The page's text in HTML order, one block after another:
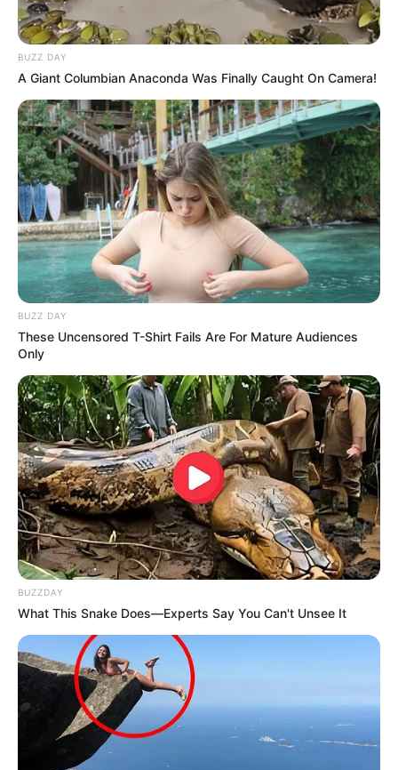
BUZZ DAY
A Giant Columbian Anaconda Was Finally Caught On Camera!
BUZZ DAY
These Uncensored T-Shirt Fails Are For Mature Audiences
Only
BUZZDAY
What This Snake Does—Experts Say You Can't Unsee It